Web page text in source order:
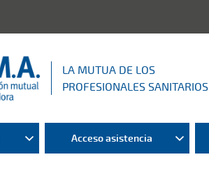
LA MUTUA DE LOS
PROFESIONALES SANITARIOS
Acceso asistencia